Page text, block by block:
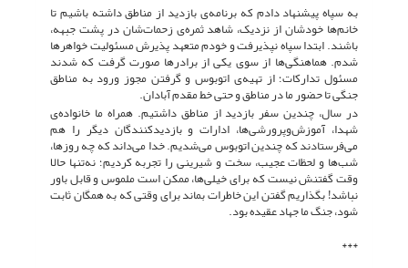
به سپاه پیشنهاد دادم که برنامه‌ی بازدید از مناطق داشته باشیم تا
خانم‌ها خودشان از نزدیک، شاهد ثمره‌ی زحمات‌شان در پشت جبهه،
باشند. ابتدا سپاه نپذیرفت و خودم متعهد پذیرش مسئولیت خواهرها
شدم. هماهنگی‌ها از سوی یکی از برادرها صورت گرفت که شدند
مسئول تدارکات؛ از تهیه‌ی اتوبوس و گرفتن مجوز ورود به مناطق
جنگی تا حضور ما در مناطق و حتی خط مقدم آبادان.
در سال، چندین سفر بازدید از مناطق داشتیم. همراه ما خانواده‌ی
شهدا، آموزش‌وپرورشی‌ها، ادارات و بازدیدکنندگان دیگر را هم
می‌فرستادند که چندین اتوبوس می‌شدیم. خدا می‌داند که چه روزها،
شب‌ها و لحظات عجیب، سخت و شیرینی را تجربه کردیم؛ نه‌تنها حالا
وقت گفتنش نیست که برای خیلی‌ها، ممکن است ملموس و قابل باور
نباشد! بگذاریم گفتن این خاطرات بماند برای وقتی که به همگان ثابت
شود، جنگ ما جهاد عقیده بود.
***